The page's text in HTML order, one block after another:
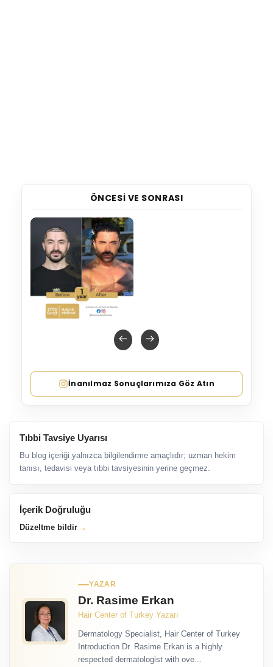
ÖNCESI VE SONRASI
İnanılmaz Sonuçlarımıza Göz Atın
Tıbbi Tavsiye Uyarısı
Bu blog içeriği yalnızca bilgilendirme amaçlıdır; uzman hekim
tanısı, tedavisi veya tıbbi tavsiyesinin yerine geçmez.
İçerik Doğruluğu
Düzeltme bildir →
YAZAR
Dr. Rasime Erkan
Hair Center of Turkey Yazarı
Dermatology Specialist, Hair Center of Turkey
Introduction Dr. Rasime Erkan is a highly
respected dermatologist with ove...